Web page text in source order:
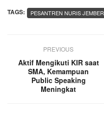
TAGS: PESANTREN NURIS JEMBER
PREVIOUS
Aktif Mengikuti KIR saat
SMA, Kemampuan
Public Speaking
Meningkat